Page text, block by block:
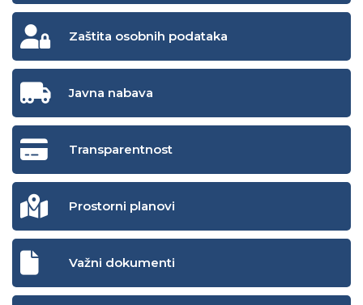
Zaštita osobnih podataka
Javna nabava
Transparentnost
Prostorni planovi
Važni dokumenti